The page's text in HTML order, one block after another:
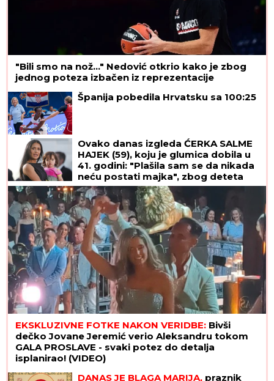
"Bili smo na nož..." Nedović otkrio kako je zbog
jednog poteza izbačen iz reprezentacije
Španija pobedila Hrvatsku sa 100:25
Ovako danas izgleda ĆERKA SALME
HAJEK (59), koju je glumica dobila u
41. godini: "Plašila sam se da nikada
neću postati majka", zbog deteta
htela da napusti glumu, a danas je
Valentina njena najveća kritičarka
EKSKLUZIVNE FOTKE NAKON VERIDBE: Bivši
dečko Jovane Jeremić verio Aleksandru tokom
GALA PROSLAVE - svaki potez do detalja
isplanirao! (VIDEO)
DANAS JE BLAGA MARIJA, praznik